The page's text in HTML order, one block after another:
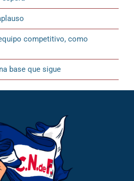
competitivo, como
base que sigue